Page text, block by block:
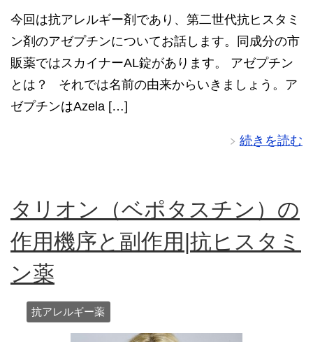
今回は抗アレルギー剤であり、第二世代抗ヒスタミ
ン剤のアゼプチンについてお話します。同成分の市
販薬ではスカイナーAL錠があります。 アゼプチン
とは？ それでは名前の由来からいきましょう。ア
ゼプチンはAzela […]
続きを読む
タリオン（ベポタスチン）の
作用機序と副作用|抗ヒスタミ
ン薬
抗アレルギー薬